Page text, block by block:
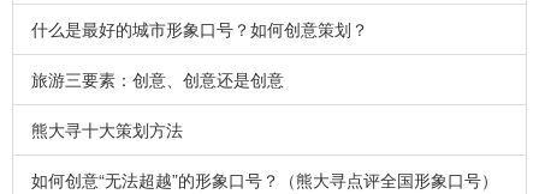
什么是最好的城市形象口号？如何创意策划？
旅游三要素：创意、创意还是创意
熊大寻十大策划方法
如何创意“无法超越”的形象口号？（熊大寻点评全国形象口号）